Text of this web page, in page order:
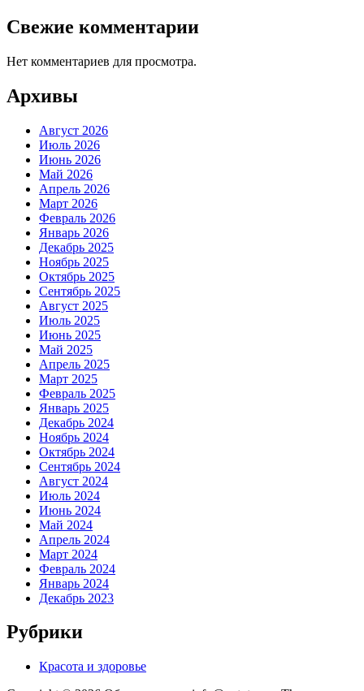
Свежие комментарии
Нет комментариев для просмотра.
Архивы
Август 2026
Июль 2026
Июнь 2026
Май 2026
Апрель 2026
Март 2026
Февраль 2026
Январь 2026
Декабрь 2025
Ноябрь 2025
Октябрь 2025
Сентябрь 2025
Август 2025
Июль 2025
Июнь 2025
Май 2025
Апрель 2025
Март 2025
Февраль 2025
Январь 2025
Декабрь 2024
Ноябрь 2024
Октябрь 2024
Сентябрь 2024
Август 2024
Июль 2024
Июнь 2024
Май 2024
Апрель 2024
Март 2024
Февраль 2024
Январь 2024
Декабрь 2023
Рубрики
Красота и здоровье